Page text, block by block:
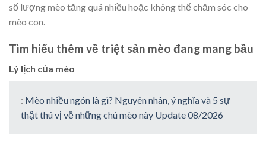
số lượng mèo tăng quá nhiều hoặc không thể chăm sóc cho
mèo con.
Tìm hiểu thêm về triệt sản mèo đang mang bầu
Lý lịch của mèo
: Mèo nhiều ngón là gì? Nguyên nhân, ý nghĩa và 5 sự
thật thú vị về những chú mèo này Update 08/2026